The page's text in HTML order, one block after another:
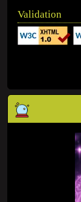
Validation